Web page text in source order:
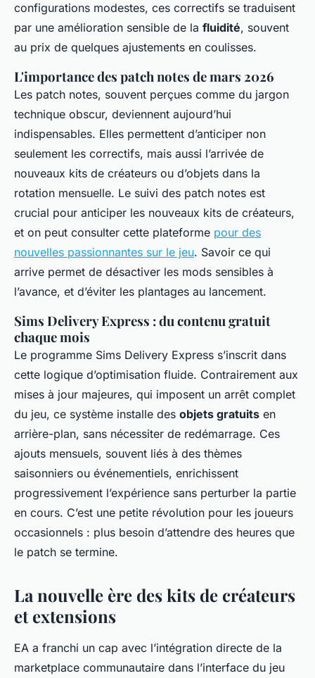
configurations modestes, ces correctifs se traduisent
par une amélioration sensible de la fluidité, souvent
au prix de quelques ajustements en coulisses.
L'importance des patch notes de mars 2026
Les patch notes, souvent perçues comme du jargon
technique obscur, deviennent aujourd’hui
indispensables. Elles permettent d’anticiper non
seulement les correctifs, mais aussi l’arrivée de
nouveaux kits de créateurs ou d’objets dans la
rotation mensuelle. Le suivi des patch notes est
crucial pour anticiper les nouveaux kits de créateurs,
et on peut consulter cette plateforme pour des
nouvelles passionnantes sur le jeu. Savoir ce qui
arrive permet de désactiver les mods sensibles à
l’avance, et d’éviter les plantages au lancement.
Sims Delivery Express : du contenu gratuit
chaque mois
Le programme Sims Delivery Express s’inscrit dans
cette logique d’optimisation fluide. Contrairement aux
mises à jour majeures, qui imposent un arrêt complet
du jeu, ce système installe des objets gratuits en
arrière-plan, sans nécessiter de redémarrage. Ces
ajouts mensuels, souvent liés à des thèmes
saisonniers ou événementiels, enrichissent
progressivement l’expérience sans perturber la partie
en cours. C’est une petite révolution pour les joueurs
occasionnels : plus besoin d’attendre des heures que
le patch se termine.
La nouvelle ère des kits de créateurs
et extensions
EA a franchi un cap avec l’intégration directe de la
marketplace communautaire dans l’interface du jeu